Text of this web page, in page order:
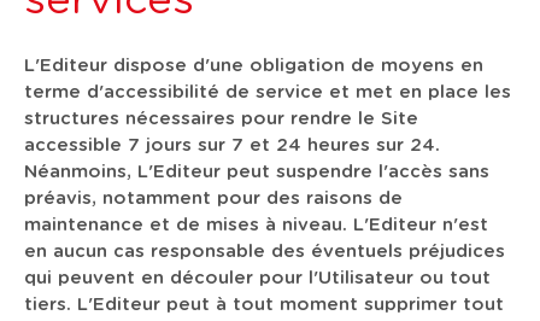
L'Editeur dispose d'une obligation de moyens en
terme d'accessibilité de service et met en place les
structures nécessaires pour rendre le Site
accessible 7 jours sur 7 et 24 heures sur 24.
Néanmoins, L'Editeur peut suspendre l'accès sans
préavis, notamment pour des raisons de
maintenance et de mises à niveau. L'Editeur n'est
en aucun cas responsable des éventuels préjudices
qui peuvent en découler pour l'Utilisateur ou tout
tiers. L'Editeur peut à tout moment supprimer tout